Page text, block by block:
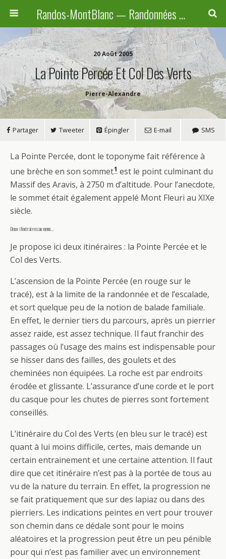
Randos-MontBlanc — Randonnées pédestres familiales en Haute-Savoie, Suisse et Italie
20 Août 2005
La Pointe Percée Et Col Des Verts
Pierre-Alexandre
Partager Tweeter Épingler E-mail SMS
La Pointe Percée, dont le toponyme fait référence à
une brèche en son sommet1 est le point culminant du
Massif des Aravis, à 2750 m d’altitude. Pour l’anecdote,
le sommet était également appelé Mont Fleuri au XIXe
siècle.
Deux itinéraires au menu…
Je propose ici deux itinéraires : la Pointe Percée et le
Col des Verts.
L’ascension de la Pointe Percée (en rouge sur le
tracé), est à la limite de la randonnée et de l’escalade,
et sort quelque peu de la notion de balade familiale.
En effet, le dernier tiers du parcours, après un pierrier
assez raide, est assez technique. Il faut franchir des
passages où l’usage des mains est indispensable pour
se hisser dans des failles, des goulets et des
cheminées non équipées. La roche est par endroits
érodée et glissante. L’assurance d’une corde et le port
du casque pour les chutes de pierres sont fortement
conseillés.
L’itinéraire du Col des Verts (en bleu sur le tracé) est
quant à lui moins difficile, certes, mais demande un
certain entrainement et une certaine attention. Il faut
dire que cet itinéraire n’est pas à la portée de tous au
vu de la nature du terrain. En effet, la progression ne
se fait pratiquement que sur des lapiaz ou dans des
pierriers. Les indications peintes en vert pour trouver
son chemin dans ce dédale sont pour le moins
aléatoires et la progression peut être un peu pénible
pour qui n’est pas familier avec un environnement